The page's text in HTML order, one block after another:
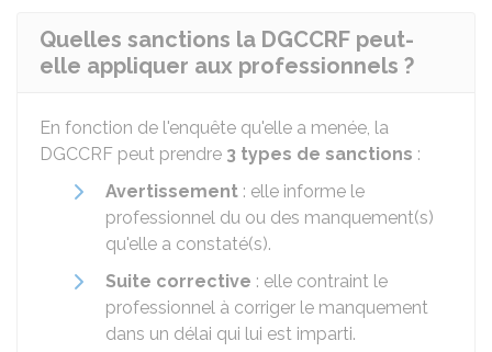
Quelles sanctions la DGCCRF peut-
elle appliquer aux professionnels ?
En fonction de l'enquête qu'elle a menée, la
DGCCRF peut prendre 3 types de sanctions :
Avertissement : elle informe le
professionnel du ou des manquement(s)
qu'elle a constaté(s).
Suite corrective : elle contraint le
professionnel à corriger le manquement
dans un délai qui lui est imparti.